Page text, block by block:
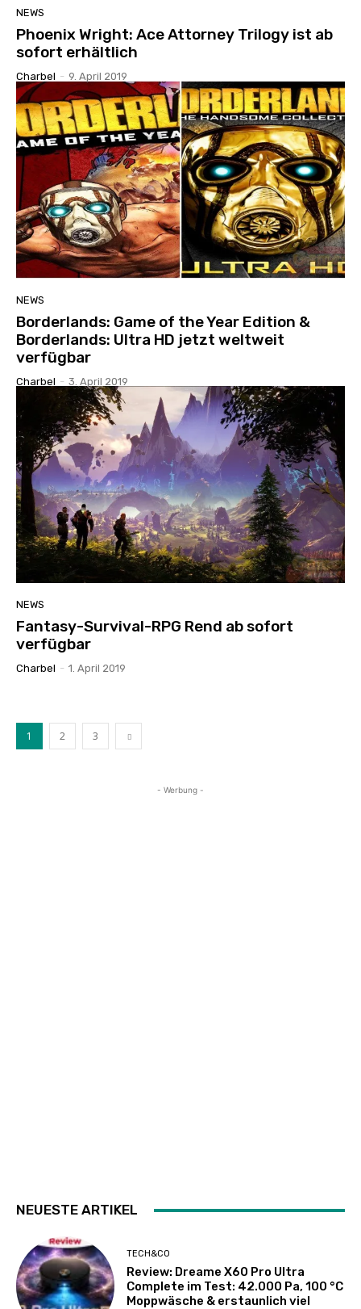
NEWS
Phoenix Wright: Ace Attorney Trilogy ist ab
sofort erhältlich
Charbel - 9. April 2019
NEWS
Borderlands: Game of the Year Edition &
Borderlands: Ultra HD jetzt weltweit
verfügbar
Charbel - 3. April 2019
NEWS
Fantasy-Survival-RPG Rend ab sofort
verfügbar
Charbel - 1. April 2019
1 2 3
- Werbung -
NEUESTE ARTIKEL
TECH&CO
Review: Dreame X60 Pro Ultra
Complete im Test: 42.000 Pa, 100 °C
Moppwäsche & erstaunlich viel